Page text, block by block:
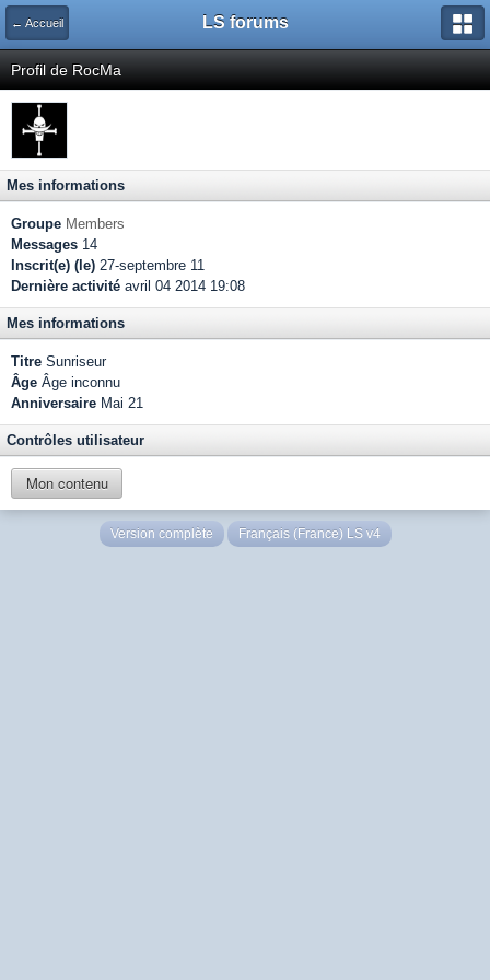
← Accueil LS forums
Profil de RocMa
Mes informations
Groupe Members
Messages 14
Inscrit(e) (le) 27-septembre 11
Dernière activité avril 04 2014 19:08
Mes informations
Titre Sunriseur
Âge Âge inconnu
Anniversaire Mai 21
Contrôles utilisateur
Mon contenu
Version complète Français (France) LS v4